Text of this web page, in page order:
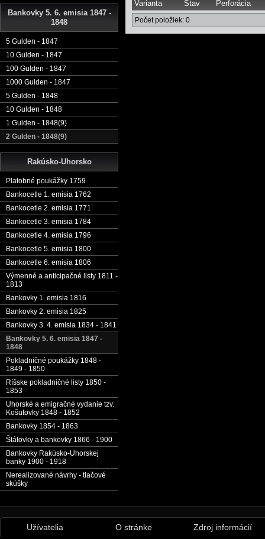
Bankovky 5. 6. emisia 1847 -
1848
5 Gulden - 1847
10 Gulden - 1847
100 Gulden - 1847
1000 Gulden - 1847
5 Gulden - 1848
10 Gulden - 1848
1 Gulden - 1848(9)
2 Gulden - 1848(9)
Rakúsko-Uhorsko
Platobné poukážky 1759
Bankocetle 1. emisia 1762
Bankocetle 2. emisia 1771
Bankocetle 3. emisia 1784
Bankocetle 4. emisia 1796
Bankocetle 5. emisia 1800
Bankocetle 6. emisia 1806
Výmenné a anticipačné listy 1811 -
1813
Bankovky 1. emisia 1816
Bankovky 2. emisia 1825
Bankovky 3. 4. emisia 1834 - 1841
Bankovky 5. 6. emisia 1847 -
1848
Pokladničné poukážky 1848 -
1849 - 1850
Ríšske pokladničné listy 1850 -
1853
Uhorské a emigračné vydanie tzv.
Košutovky 1848 - 1852
Bankovky 1854 - 1863
Štátovky a bankovky 1866 - 1900
Bankovky Rakúsko-Uhorskej
banky 1900 - 1918
Nerealizované návrhy - tlačové
skúšky
Varianta Stav Perforácia
Počet položiek: 0
Užívatelia O stránke Zdroj informácií